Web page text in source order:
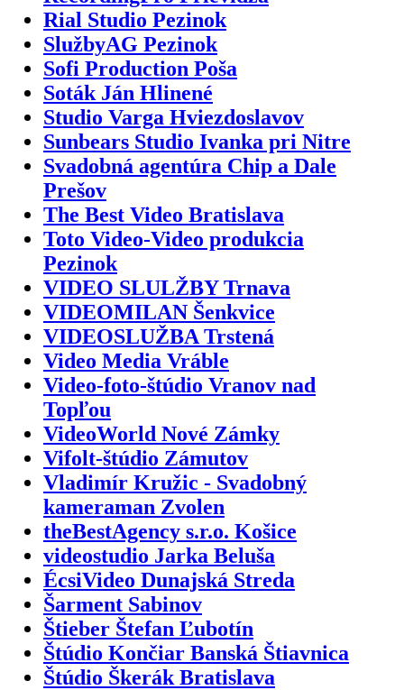
Rial Studio Pezinok
SlužbyAG Pezinok
Sofi Production Poša
Soták Ján Hlinené
Studio Varga Hviezdoslavov
Sunbears Studio Ivanka pri Nitre
Svadobná agentúra Chip a Dale
Prešov
The Best Video Bratislava
Toto Video-Video produkcia
Pezinok
VIDEO SLULŽBY Trnava
VIDEOMILAN Šenkvice
VIDEOSLUŽBA Trstená
Video Media Vráble
Video-foto-štúdio Vranov nad
Topľou
VideoWorld Nové Zámky
Vifolt-štúdio Zámutov
Vladimír Kružic - Svadobný
kameraman Zvolen
theBestAgency s.r.o. Košice
videostudio Jarka Beluša
ÉcsiVideo Dunajská Streda
Šarment Sabinov
Štieber Štefan Ľubotín
Štúdio Končiar Banská Štiavnica
Štúdio Škerák Bratislava